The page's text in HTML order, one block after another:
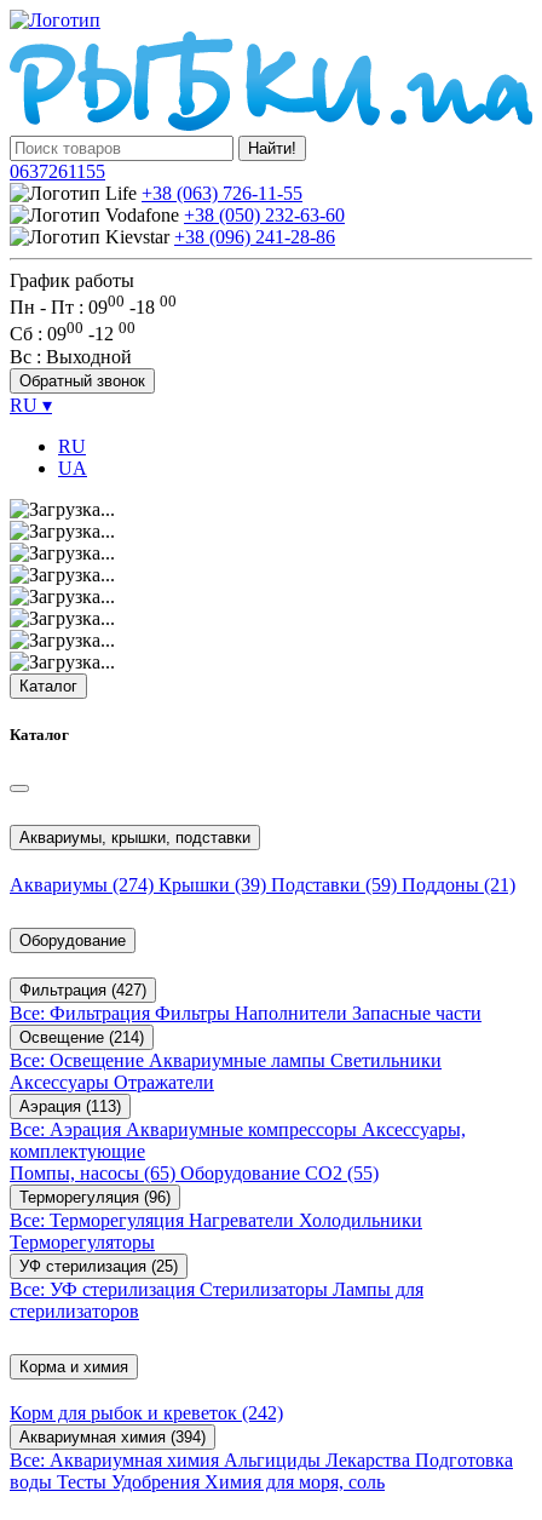
Найти!
0637261155
+38 (063) 726-11-55
+38 (050) 232-63-60
+38 (096) 241-28-86
График работы
Пн - Пт : 0900 -18 00
Сб : 0900 -12 00
Вс : Выходной
Обратный звонок
RU ▾
RU
UA
Каталог
Каталог
Аквариумы, крышки, подставки
Аквариумы (274) Крышки (39) Подставки (59) Поддоны (21)
Оборудование
Фильтрация (427)
Все: Фильтрация Фильтры Наполнители Запасные части
Освещение (214)
Все: Освещение Аквариумные лампы Светильники
Аксессуары Отражатели
Аэрация (113)
Все: Аэрация Аквариумные компрессоры Аксессуары,
комплектующие
Помпы, насосы (65) Оборудование CO2 (55)
Терморегуляция (96)
Все: Терморегуляция Нагреватели Холодильники
Терморегуляторы
УФ стерилизация (25)
Все: УФ стерилизация Стерилизаторы Лампы для
стерилизаторов
Корма и химия
Корм для рыбок и креветок (242)
Аквариумная химия (394)
Все: Аквариумная химия Альгициды Лекарства Подготовка
воды Тесты Удобрения Химия для моря, соль